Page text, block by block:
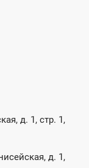
д. 1, стр. 1,
д. 1,